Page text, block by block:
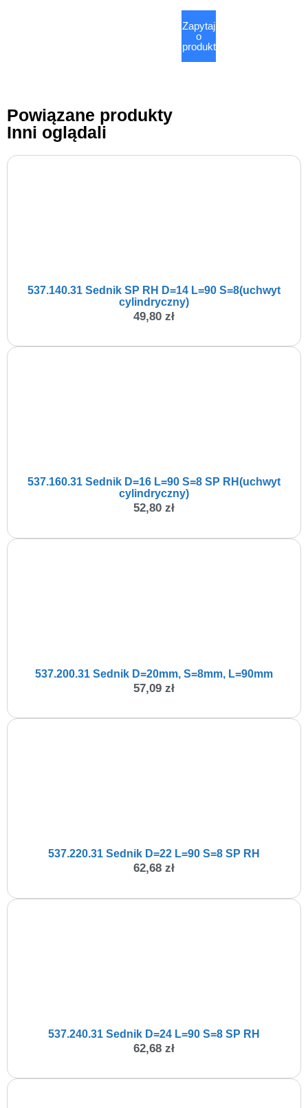
Zapytaj
o
produkt
Powiązane produkty
Inni oglądali
537.140.31 Sednik SP RH D=14 L=90 S=8(uchwyt
cylindryczny)
49,80 zł
537.160.31 Sednik D=16 L=90 S=8 SP RH(uchwyt
cylindryczny)
52,80 zł
537.200.31 Sednik D=20mm, S=8mm, L=90mm
57,09 zł
537.220.31 Sednik D=22 L=90 S=8 SP RH
62,68 zł
537.240.31 Sednik D=24 L=90 S=8 SP RH
62,68 zł